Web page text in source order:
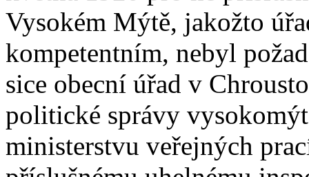
Vysokém Mýtě, jakožto
kompetentním, nebyl
sice obecní úřad v
politické správy
ministerstvu veřejných